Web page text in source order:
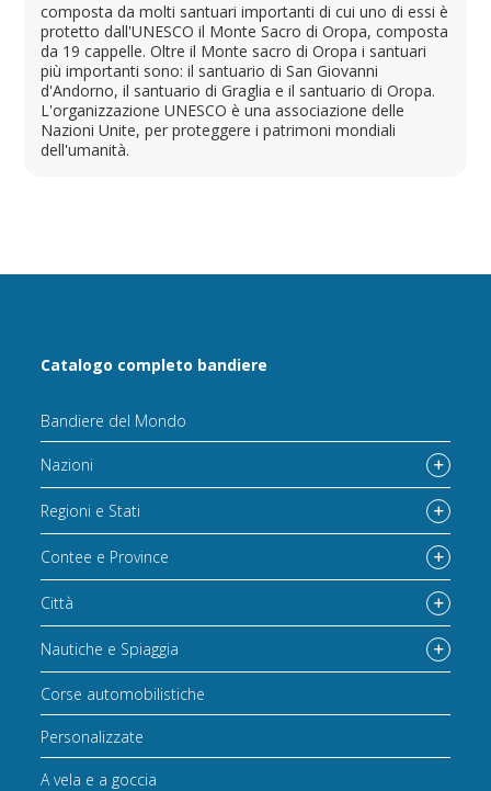
composta da molti santuari importanti di cui uno di essi è
protetto dall'UNESCO il Monte Sacro di Oropa, composta
da 19 cappelle. Oltre il Monte sacro di Oropa i santuari
più importanti sono: il santuario di San Giovanni
d'Andorno, il santuario di Graglia e il santuario di Oropa.
L'organizzazione UNESCO è una associazione delle
Nazioni Unite, per proteggere i patrimoni mondiali
dell'umanità.
Catalogo completo bandiere
Bandiere del Mondo
Nazioni
Regioni e Stati
Contee e Province
Città
Nautiche e Spiaggia
Corse automobilistiche
Personalizzate
A vela e a goccia